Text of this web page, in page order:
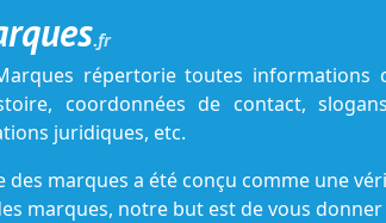
.fr
répertorie toutes informations
coordonnées de contact,
juridiques, etc.
des marques a été conçu comme une
marques, notre but est de vous donner